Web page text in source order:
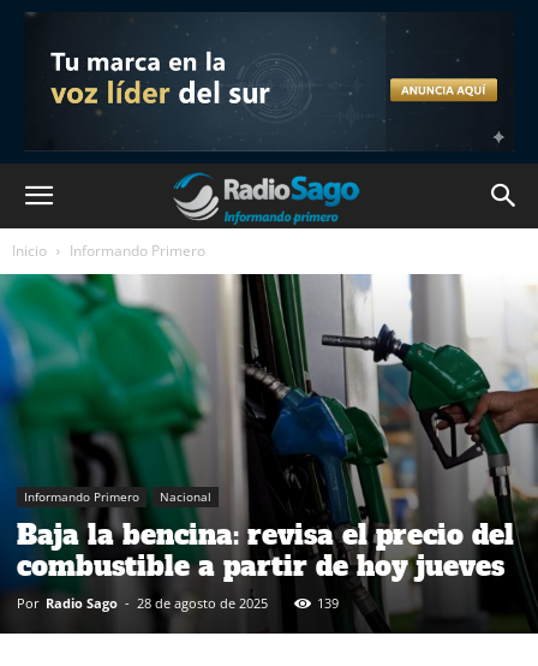
Inicio Informando Primero
Informando Primero Nacional
Baja la bencina: revisa el precio del
combustible a partir de hoy jueves
Por Radio Sago - 28 de agosto de 2025 139